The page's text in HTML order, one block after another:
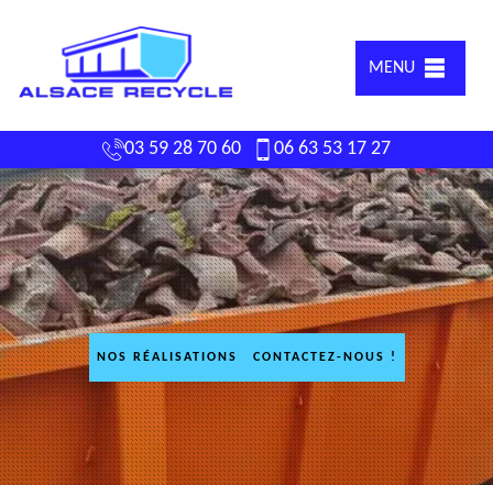
MENU
03 59 28 70 60 06 63 53 17 27
NOS RÉALISATIONS CONTACTEZ-NOUS !